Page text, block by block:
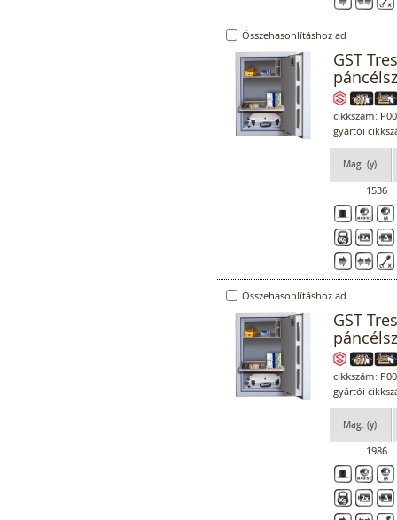
Összehasonlításhoz ad
GST
cikkszám:
gyártói
Mag. (y)
1536
Összehasonlításhoz ad
GST
cikkszám:
gyártói
Mag. (y)
1986